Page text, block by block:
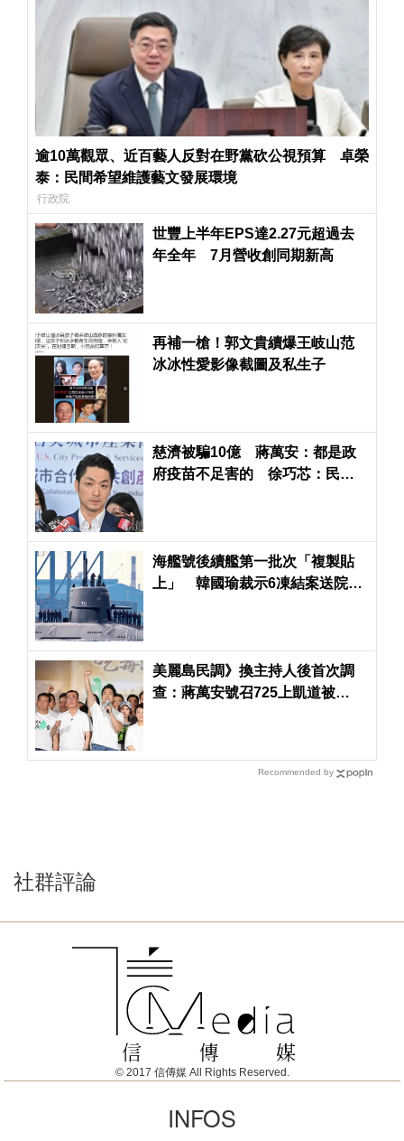
逾10萬觀眾、近百藝人反對在野黨砍公視預算 卓榮
泰：民間希望維護藝文發展環境
行政院
世豐上半年EPS達2.27元超過去
年全年 7月營收創同期新高
再補一槍！郭文貴續爆王岐山范
冰冰性愛影像截圖及私生子
慈濟被騙10億 蔣萬安：都是政
府疫苗不足害的 徐巧芯：民進
海艦號後續艦第一批次「複製貼
上」 韓國瑜裁示6凍結案送院會
美麗島民調》換主持人後首次調
查：蔣萬安號召725上凱道被
Recommended by
社群評論
© 2017 信傳媒 All Rights Reserved.
INFOS